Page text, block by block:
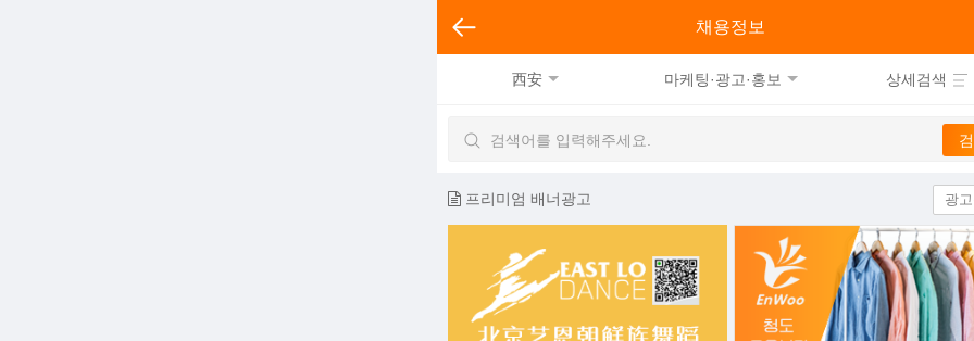
전체분류 채용정보
西安 마케팅·광고·홍보 상세검색
프리미엄 배너광고 광